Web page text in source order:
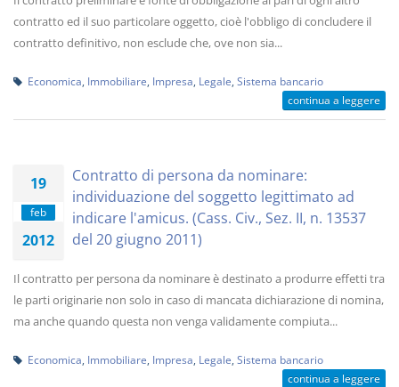
contratto ed il suo particolare oggetto, cioè l'obbligo di concludere il
contratto definitivo, non esclude che, ove non sia...
Economica Immobiliare Impresa Legale Sistema bancario
continua a leggere
19
feb
2012
Contratto di persona da nominare:
individuazione del soggetto legittimato ad
indicare l'amicus. (Cass. Civ., Sez. II, n. 13537
del 20 giugno 2011)
Il contratto per persona da nominare è destinato a produrre effetti tra
le parti originarie non solo in caso di mancata dichiarazione di nomina,
ma anche quando questa non venga validamente compiuta...
Economica Immobiliare Impresa Legale Sistema bancario
continua a leggere